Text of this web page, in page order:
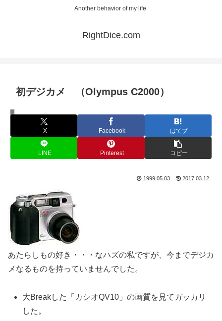
Another behavior of my life.
RightDice.com
初デジカメ （Olympus C2000）
アメリカ暮らし
X Facebook はてブ
LINE Pinterest コピー
1999.05.03 2017.03.12
あたらしもの好き・・・なハズの私ですが、今までデジカ
メなるものを持っていませんでした。
大Breakした「カシオQV10」の画質を見てガッカリ
した。